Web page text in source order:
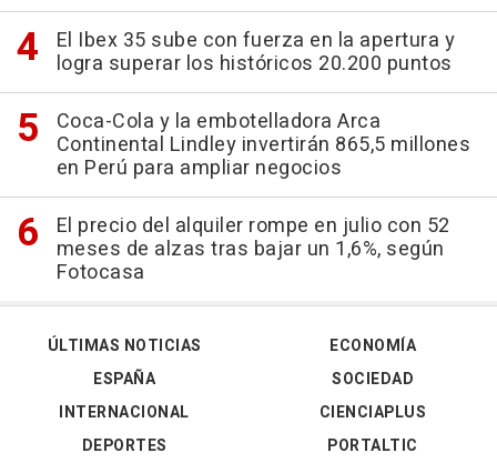
El Ibex 35 sube con fuerza en la apertura y
logra superar los históricos 20.200 puntos
Coca-Cola y la embotelladora Arca
Continental Lindley invertirán 865,5 millones
en Perú para ampliar negocios
El precio del alquiler rompe en julio con 52
meses de alzas tras bajar un 1,6%, según
Fotocasa
ÚLTIMAS NOTICIAS
ESPAÑA
INTERNACIONAL
DEPORTES
ECONOMÍA
SOCIEDAD
CIENCIAPLUS
PORTALTIC